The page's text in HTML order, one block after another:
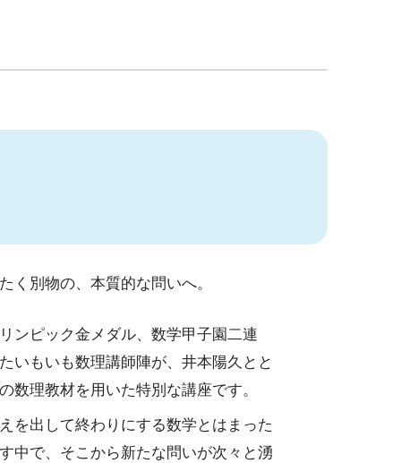
く別物の、本質的な問いへ。
ンピック金メダル、数学甲子園二連
いもいも数理講師陣が、井本陽久とと
数理教材を用いた特別な講座です。
を出して終わりにする数学とはまった
中で、そこから新たな問いが次々と湧